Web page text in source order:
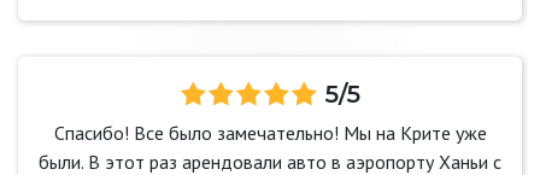
5/5
Спасибо! Все было замечательно! Мы на Крите уже
были. В этот раз арендовали авто в аэропорту Ханьи с